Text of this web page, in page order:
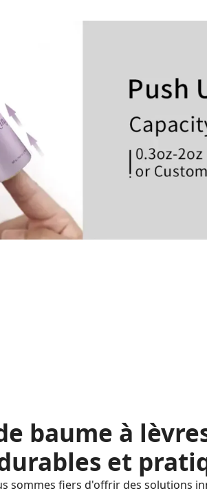
baume à
et
sommes fiers d'offrir des solutions